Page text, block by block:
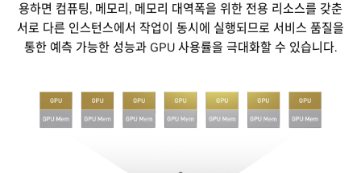
용하면 컴퓨팅, 메모리, 메모리 대역폭을 위한 전용 리소스를 갖춘
서로 다른 인스턴스에서 작업이 동시에 실행되므로 서비스 품질을
통한 예측 가능한 성능과 GPU 사용률을 극대화할 수 있습니다.